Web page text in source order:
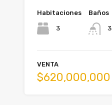
Habitaciones
3
Baños
3
VENTA
$620,000,000